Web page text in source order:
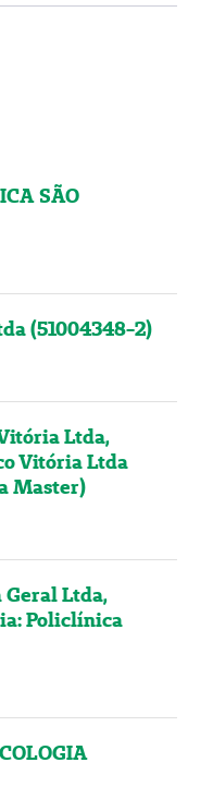
SÃO
(51004348-2)
Ltda,
Vitória Ltda
Master)
Ltda,
Policlínica